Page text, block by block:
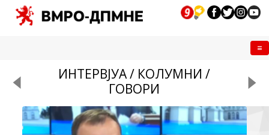
ИНТЕРВЈУА / КОЛУМНИ /
ГОВОРИ